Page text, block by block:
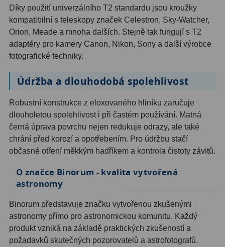
Filtrová kola a rámy16
Rovnače a reduktory13
Pointace7
Zaostřovací masky
Rotátory34
Komponenty 78
Okulárové výtahy
Primární zrcadla9
Sekundární zrcadla6
Díky použití univerzálního T2 standardu jsou kroužky
kompatibilní s teleskopy značek Celestron, Sky-Watcher,
Orion, Meade a mnoha dalších. Stejně tak fungují s T2
adaptéry pro kamery Canon, Nikon, Sony a další výrobce
fotografické techniky.
Údržba a dlouhodobá spolehlivost
Robustní konstrukce z eloxovaného hliníku zaručuje
dlouholetou spolehlivost i při častém používání. Matná
černá úprava povrchu nejen redukuje odrazy, ale také
chrání před korozí a opotřebením. Pro údržbu stačí
občasné otření měkkým hadříkem a kontrola čistoty závitů.
O značce Binorum - kvalita vytvořená
astronomy
Binorum představuje značku vytvořenou zkušenými
astronomy přímo pro astronomickou komunitu. Každý
produkt vzniká na základě praktických zkušeností a
požadavků skutečných pozorovatelů a astrofotografů.